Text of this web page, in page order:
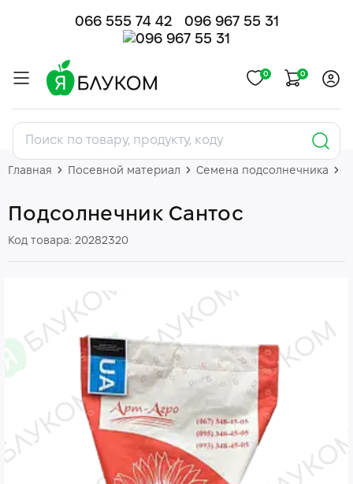
066 555 74 42 096 967 55 31
0 0
Главная Посевной материал Семена подсолнечника
Подсолнечник Сантос
Код товара: 20282320